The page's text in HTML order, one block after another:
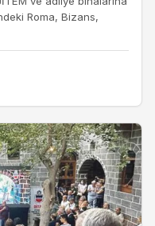
Roma, Bizans,